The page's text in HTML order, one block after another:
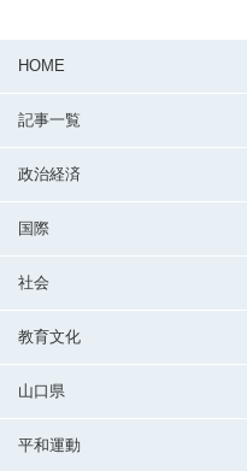
HOME
記事一覧
政治経済
国際
社会
教育文化
山口県
平和運動